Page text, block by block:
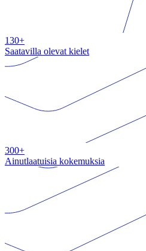
130+
Saatavilla olevat kielet
300+
Ainutlaatuisia kokemuksia